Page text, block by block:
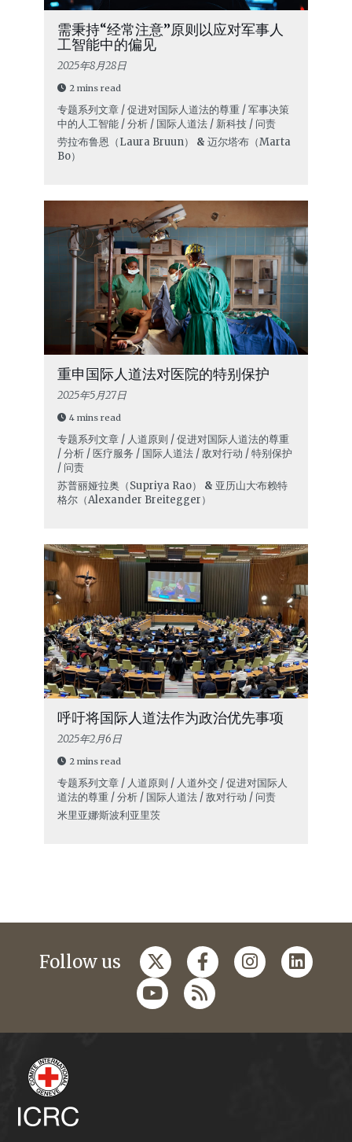
需秉持“经常注意”原则以应对军事人
工智能中的偏见
2025年8月28日
2 mins read
专题系列文章 / 促进对国际人道法的尊重 / 军事决策
中的人工智能 / 分析 / 国际人道法 / 新科技 / 问责
劳拉·布鲁恩（Laura Bruun）
& 迈尔塔·布（Marta
Bo）
重申国际人道法对医院的特别保护
2025年5月27日
4 mins read
专题系列文章 / 人道原则 / 促进对国际人道法的尊重
/ 分析 / 医疗服务 / 国际人道法 / 敌对行动 / 特别保护
/ 问责
苏普丽娅·拉奥（Supriya Rao）
& 亚历山大·布赖特
格尔（Alexander Breitegger）
呼吁将国际人道法作为政治优先事项
2025年2月6日
2 mins read
专题系列文章 / 人道原则 / 人道外交 / 促进对国际人
道法的尊重 / 分析 / 国际人道法 / 敌对行动 / 问责
米里亚娜·斯波利亚里茨
Follow us